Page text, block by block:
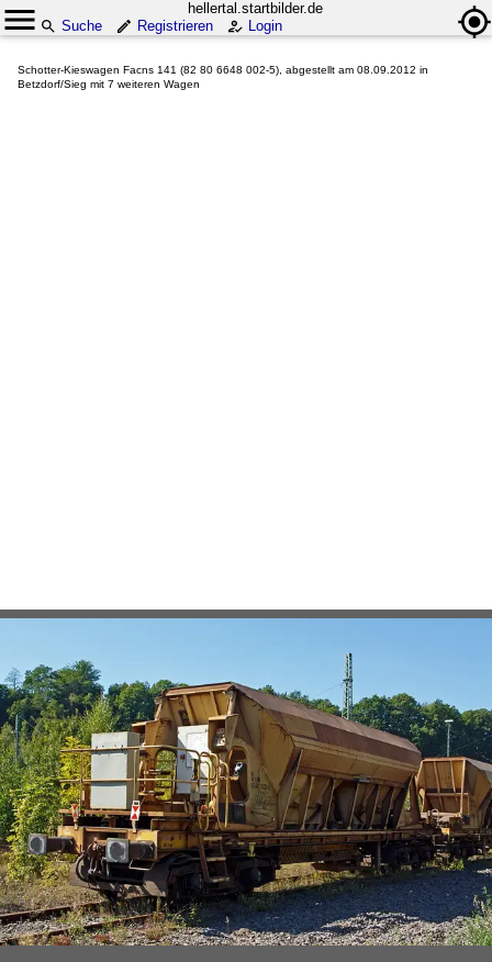
hellertal.startbilder.de
Suche
Registrieren Login
Schotter-Kieswagen Facns 141 (82 80 6648 002-5), abgestellt am 08.09.2012 in
Betzdorf/Sieg mit 7 weiteren Wagen